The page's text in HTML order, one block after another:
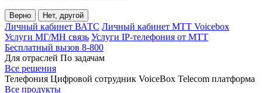
Верно Нет, другой
Личный кабинет ВАТС Личный кабинет МТТ Voicebox
Услуги МГ/МН связь Услуги IP-телефония от МТТ
Бесплатный вызов 8-800
Для отраслей По задачам
Все решения
Телефония Цифровой сотрудник VoiceBox Telecom платформа
Все продукты